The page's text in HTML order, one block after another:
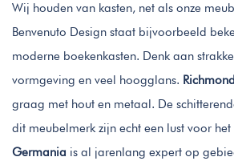
Wij houden van kasten, net als onze
Benvenuto Design staat bijvoorbeeld
moderne boekenkasten. Denk aan
vormgeving en veel hoogglans.
graag met hout en metaal. De
dit meubelmerk zijn echt een lust voor
Germania is al jarenlang expert op